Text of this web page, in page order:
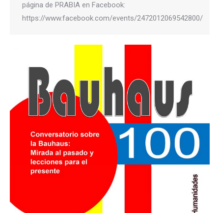
página de PRABIA en Facebook:
https://www.facebook.com/events/2472012069542800/